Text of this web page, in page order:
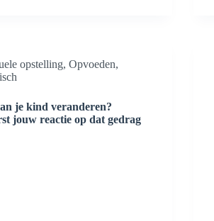
opstelling, Opvoeden,
je kind veranderen?
jouw reactie op dat gedrag